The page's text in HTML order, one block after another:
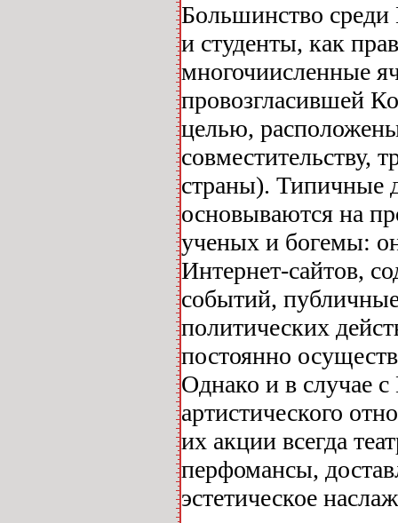
Большинство
и студенты, как
многочиисленные
провозгласившей
целью,
совместительству,
страны). Типичные
основываются на
ученых и богемы:
Интернет-сайтов,
событий,
политических
постоянно
Однако и в случае
артистического
их акции всегда
перфомансы,
эстетическое